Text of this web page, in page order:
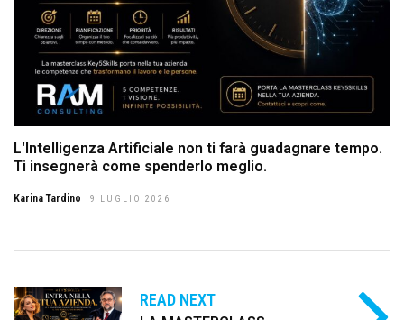
L'Intelligenza Artificiale non ti farà guadagnare tempo.
Ti insegnerà come spenderlo meglio.
Karina Tardino 9 LUGLIO 2026
READ NEXT